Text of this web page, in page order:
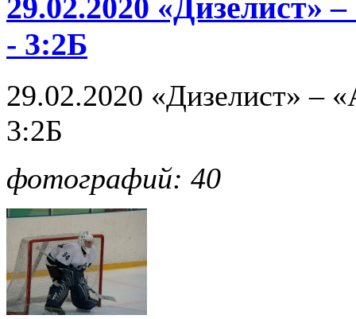
29.02.2020 «Дизелист»
- 3:2Б
29.02.2020 «Дизелист» –
3:2Б
фотографий: 40